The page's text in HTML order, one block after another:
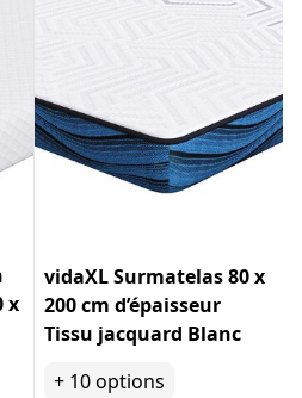
x
vidaXL Surmatelas 80 x
200 cm d’épaisseur
Tissu jacquard Blanc
+ 10options